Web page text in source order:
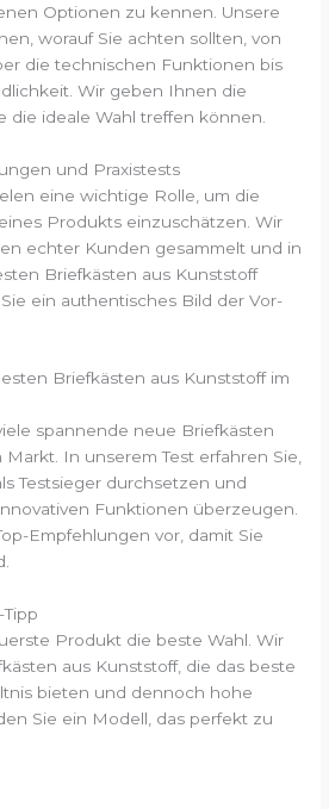
Optionen zu kennen. Unsere
worauf Sie achten sollten, von
die technischen Funktionen bis
Wir geben Ihnen die
die ideale Wahl treffen können.
und Praxistests
eine wichtige Rolle, um die
Produkts einzuschätzen. Wir
echter Kunden gesammelt und in
Briefkästen aus Kunststoff
ein authentisches Bild der Vor-
Briefkästen aus Kunststoff im
spannende neue Briefkästen
In unserem Test erfahren Sie,
Testsieger durchsetzen und
Funktionen überzeugen.
Empfehlungen vor, damit Sie
Produkt die beste Wahl. Wir
aus Kunststoff, die das beste
bieten und dennoch hohe
Sie ein Modell, das perfekt zu